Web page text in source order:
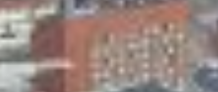
Skeittihalli
Varhaiskasvatus
Ateria- ja välipalamaksut